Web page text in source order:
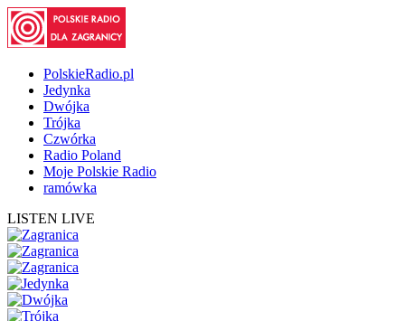
PolskieRadio.pl
Jedynka
Dwójka
Trójka
Czwórka
Radio Poland
Moje Polskie Radio
ramówka
LISTEN LIVE